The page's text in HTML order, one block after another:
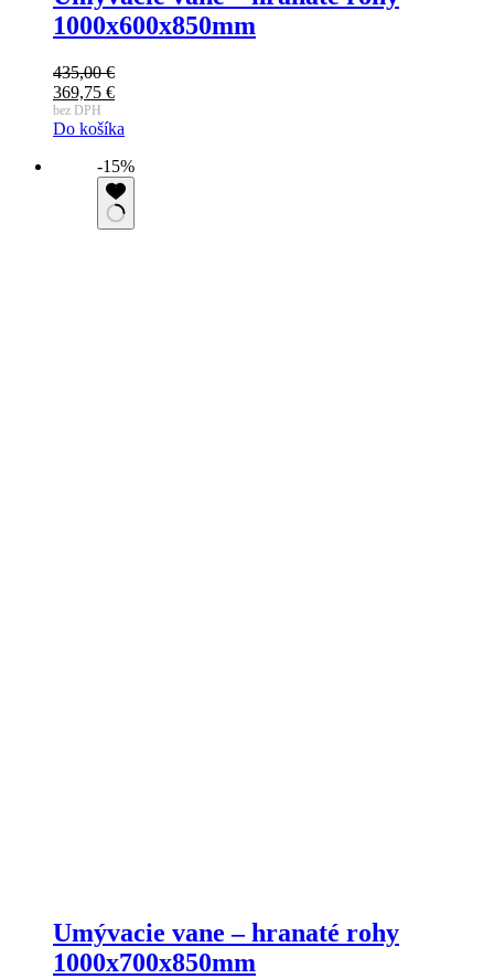
1000x600x850mm
435,00€
369,75 €
bez DPH
Do košíka
-15%
Umývacie vane – hranaté rohy
1000x700x850mm